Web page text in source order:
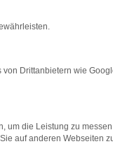
die Seite in
Funktionen
Drittanbietern wie
um die Leistung zu
auf anderen Webseiten